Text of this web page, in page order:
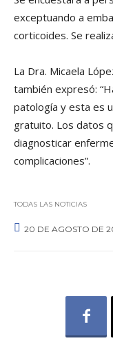
exceptuando a
corticoides. Se
La Dra. Micaela
también expresó:
patología y esta es
gratuito. Los datos
diagnosticar
complicaciones”.
TODAS LAS NOTICIAS
20 DE AGOSTO DE